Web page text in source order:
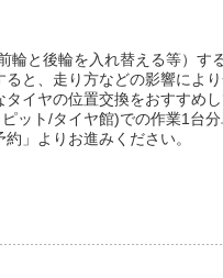
輪と後輪を入れ替える等）す
と、走り方などの影響によ
イヤの位置交換をおすすめし
ット/タイヤ館)での作業1台
」よりお進みください。